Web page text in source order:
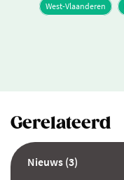
West-Vlaanderen
Gerelateerd
Nieuws (3)